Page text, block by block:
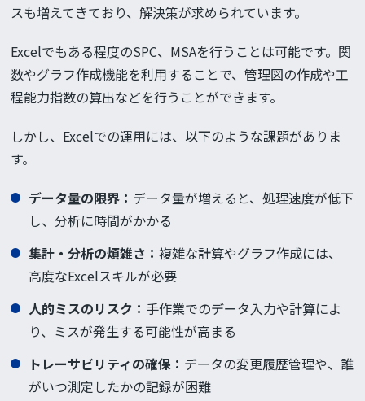
スも増えてきており、解決策が求められています。
Excelでもある程度のSPC、MSAを行うことは可能です。関
数やグラフ作成機能を利用することで、管理図の作成や工
程能力指数の算出などを行うことができます。
しかし、Excelでの運用には、以下のような課題がありま
す。
データ量の限界 ： データ量が増えると、処理速度が低下
し、分析に時間がかかる
集計・分析の煩雑さ ：複雑な計算やグラフ作成には、
高度なExcelスキルが必要
人的ミスのリスク： 手作業でのデータ入力や計算によ
り、ミスが発生する可能性が高まる
トレーサビリティの確保： データの変更履歴管理や、誰
がいつ測定したかの記録が困難